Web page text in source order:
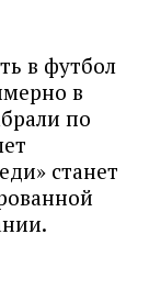
в футбол
в
по
станет